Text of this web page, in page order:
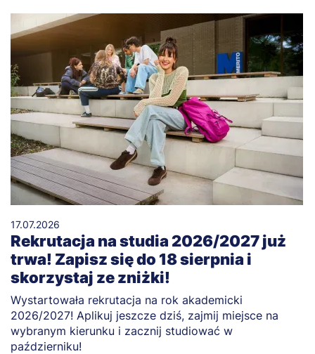
17.07.2026
Rekrutacja na studia 2026/2027 już
trwa! Zapisz się do 18 sierpnia i
skorzystaj ze zniżki!
Wystartowała rekrutacja na rok akademicki
2026/2027! Aplikuj jeszcze dziś, zajmij miejsce na
wybranym kierunku i zacznij studiować w
październiku!